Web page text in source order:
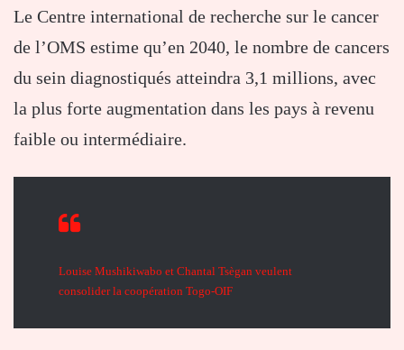
Le Centre international de recherche sur le cancer
de l’OMS estime qu’en 2040, le nombre de cancers
du sein diagnostiqués atteindra 3,1 millions, avec
la plus forte augmentation dans les pays à revenu
faible ou intermédiaire.
Louise Mushikiwabo et Chantal Tsègan veulent
consolider la coopération Togo-OIF